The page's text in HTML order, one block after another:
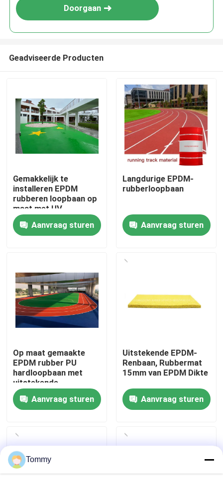
Huis
Producten
Over Ons
Fabriekstour
Kwaliteitscontrole
Neem contact met ons op
Gevallen
Offerte Aanvragen
Doorgaan
Geadviseerde Producten
Gemakkelijk te
installeren EPDM
rubberen loopbaan op
maat met UV-
flexibiliteit
Aanvraag sturen
Langdurige EPDM-
rubberloopbaan
Aanvraag sturen
Op maat gemaakte
EPDM rubber PU
hardloopbaan met
uitstekende
schokabsorptie en
UV-weerstand
Aanvraag sturen
Uitstekende EPDM-
Renbaan, Rubbermat
15mm van EPDM Dikte
Aanvraag sturen
Tommy